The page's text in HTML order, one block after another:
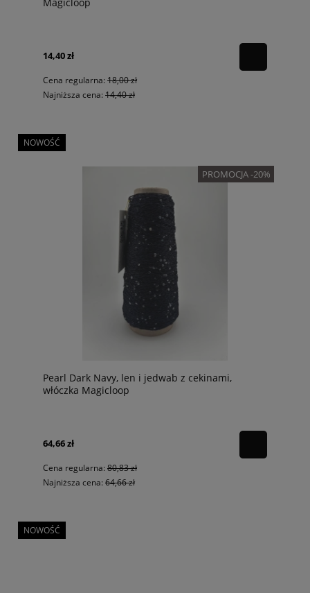
14,40 zł
Cena regularna: 18,00 zł
Najniższa cena: 14,40 zł
PROMOCJA -20%
Pearl Dark Navy, len i jedwab z cekinami,
włóczka Magicloop
64,66 zł
Cena regularna: 80,83 zł
Najniższa cena: 64,66 zł
NOWOŚĆ
NOWOŚĆ